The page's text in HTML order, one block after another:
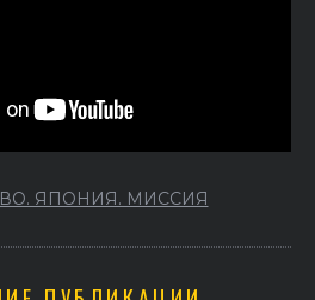
ЯПОНИЯ. МИССИЯ